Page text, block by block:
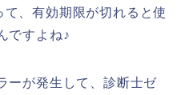
、有効期限が切れると使
ですよね♪
ーが発生して、診断士ゼ